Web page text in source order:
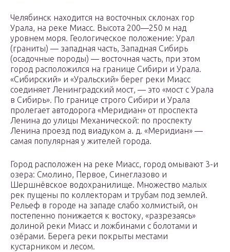
Челябинск находится на восточных склонах гор
Урала, на реке Миасс. Высота 200—250 м над
уровнем моря. Геологическое положение: Урал
(граниты) — западная часть, Западная Сибирь
(осадочные породы) — восточная часть, при этом
город расположился на границе Сибири и Урала.
«Сибирский» и «Уральский» берег реки Миасс
соединяет Ленинградский мост, — это «мост с Урала
в Сибирь». По границе строго Сибири и Урала
пролегает автодорога «Меридиан» от проспекта
Ленина до улицы Механической: по проспекту
Ленина проезд под виадуком а. д. «Меридиан» —
самая популярная у жителей города.
Город расположен на реке Миасс, город омывают 3-и
озера: Смолино, Первое, Синеглазово и
Шершнёвское водохранилище. Множество малых
рек пущены по коллекторам и трубам под землей.
Рельеф в городе на западе слабо холмистый, он
постепенно понижается к востоку, «разрезаясь»
долиной реки Миасс и ложбинами с болотами и
озёрами. Берега реки покрыты местами
кустарником и лесом.